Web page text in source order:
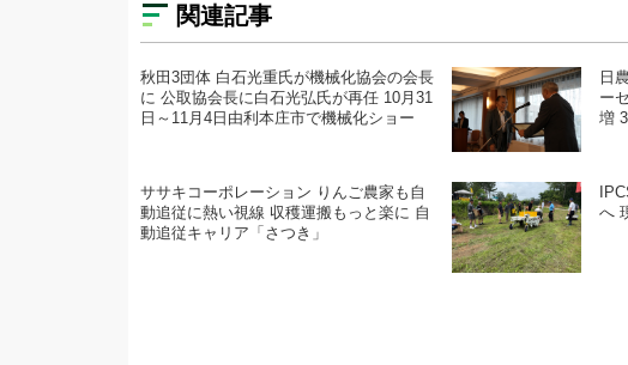
関連記事
秋田3団体 白石光重氏が機械化協会の会長
に 公取協会長に白石光弘氏が再任 10月31
日～11月4日由利本庄市で機械化ショー
日
ー
増
ササキコーポレーション りんご農家も自
動追従に熱い視線 収穫運搬もっと楽に 自
動追従キャリア「さつき」
へ